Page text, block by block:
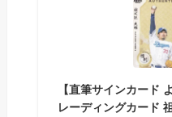
【直筆サインカード
レーディングカード